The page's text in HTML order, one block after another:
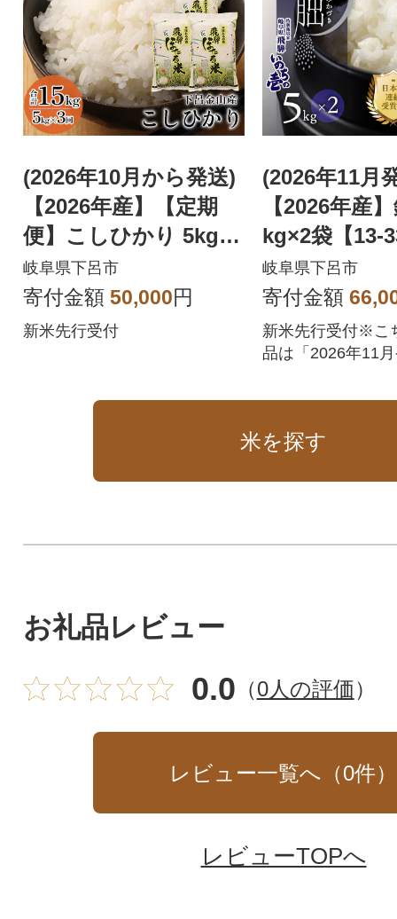
(2026年10月から発送)
【2026年産】【定期
便】こしひかり 5kg×3
回【51-A】
岐阜県下呂市
寄付金額 50,000円
新米先行受付
(2026年11月
【2026年産
kg×2袋【13-
1】】
岐阜県下呂市
寄付金額
新米先行受付※こ
品は「2026年11
せん。1回でのお
米を探す
お礼品レビュー
0.0 （0人の評価）
レビュー一覧へ（0件）
レビューTOPへ